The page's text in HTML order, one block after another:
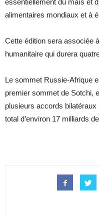
essentiellement du maïs et
alimentaires mondiaux et à
Cette édition sera associée
humanitaire qui durera
Le sommet Russie-Afrique
premier sommet de Sotchi,
plusieurs accords
total d’environ 17 milliards